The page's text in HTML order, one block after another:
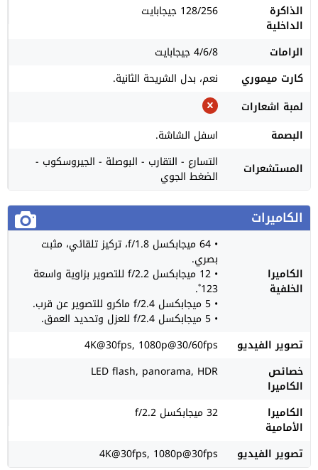
الذاكرة
الداخلية
128/256 جيجابايت
الرامات
4/6/8 جيجابايت
كارت ميموري
نعم، بدل الشريحة الثانية.
لمبة اشعارات
البصمة
اسفل الشاشة.
المستشعرات
التسارع - التقارب - البوصلة - الجيروسكوب -
الضغط الجوي
الكاميرات
الكاميرا
الخلفية
• 64 ميجابكسل f/1.8، تركيز تلقائي، مثبت
بصري.
• 12 ميجابكسل f/2.2 للتصوير بزاوية واسعة
123˚.
• 5 ميجابكسل f/2.4 ماكرو للتصوير عن قرب.
• 5 ميجابكسل f/2.4 للعزل وتحديد العمق.
تصوير الفيديو
4K@30fps, 1080p@30/60fps
خصائص
الكاميرا
LED flash, panorama, HDR
الكاميرا
الأمامية
32 ميجابكسل f/2.2
تصوير الفيديو 4K@30fps, 1080p@30fps